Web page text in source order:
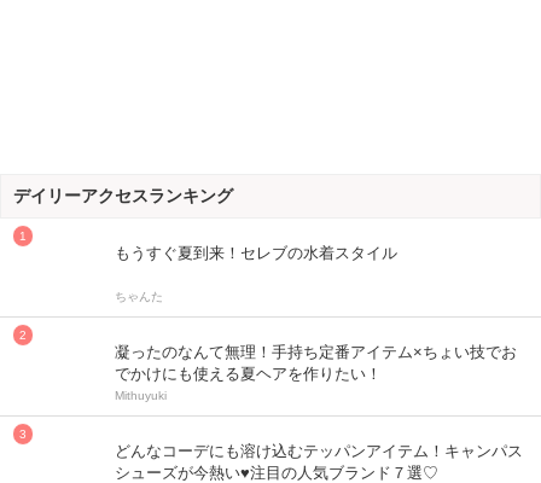
デイリーアクセスランキング
もうすぐ夏到来！セレブの水着スタイル
ちゃんた
凝ったのなんて無理！手持ち定番アイテム×ちょい技でお
でかけにも使える夏ヘアを作りたい！
Mithuyuki
どんなコーデにも溶け込むテッパンアイテム！キャンパス
シューズが今熱い♥注目の人気ブランド７選♡